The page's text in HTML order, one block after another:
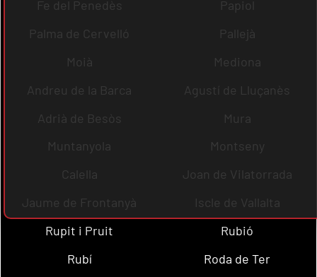
Fe del Penedès
Papiol
Palma de Cervelló
Pallejà
Moià
Mediona
Andreu de la Barca
Agustí de Lluçanès
Adrià de Besòs
Mura
Muntanyola
Montseny
Calella
Joan de Vilatorrada
Jaume de Frontanyà
Iscle de Vallalta
Rupit i Pruit
Rubió
Rubí
Roda de Ter